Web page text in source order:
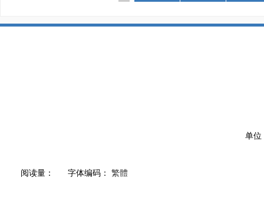
单位
阅读量： 字体编码： 繁體